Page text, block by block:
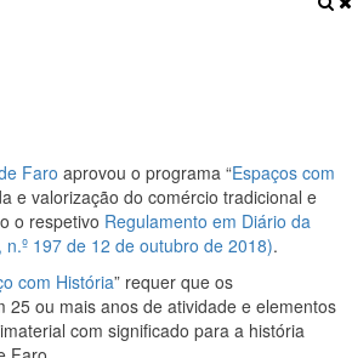
Faro aprovou o programa “Espaços com
e valorização do comércio tradicional e
o respetivo Regulamento em Diário da
n.º 197 de 12 de outubro de 2018).
com História” requer que os
25 ou mais anos de atividade e elementos
com significado para a história